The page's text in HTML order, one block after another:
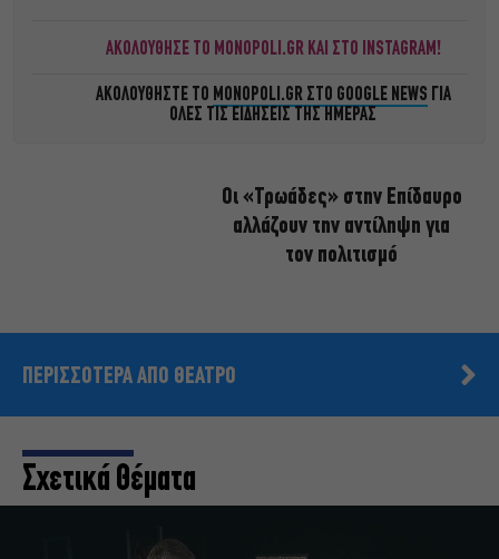
ΑΚΟΛΟΥΘΗΣΕ ΤΟ MONOPOLI.GR ΚΑΙ ΣΤΟ INSTAGRAM!
ΑΚΟΛΟΥΘΗΣΤΕ ΤΟ MONOPOLI.GR ΣΤΟ GOOGLE NEWS ΓΙΑ
ΟΛΕΣ ΤΙΣ ΕΙΔΗΣΕΙΣ ΤΗΣ ΗΜΕΡΑΣ
Οι «Τρωάδες» στην Επίδαυρο
αλλάζουν την αντίληψη για
τον πολιτισμό
ΠΕΡΙΣΣΟΤΕΡΑ ΑΠΟ ΘΕΑΤΡΟ
Σχετικά Θέματα